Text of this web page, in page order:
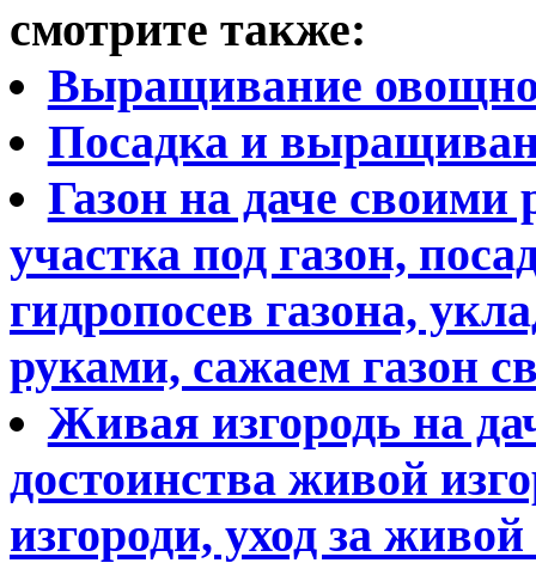
смотрите также:
Выращивание
Посадка и
Газон на даче
участка под газон,
гидропосев газона,
руками, сажаем газон
Живая изгородь на
достоинства живой
изгороди, уход за